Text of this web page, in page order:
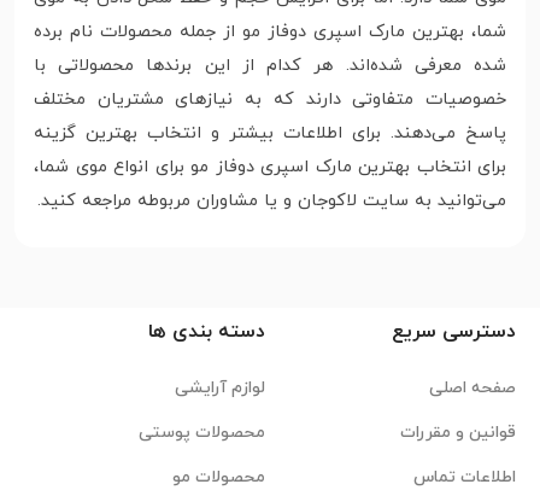
شما، بهترین مارک اسپری دوفاز مو از جمله محصولات نام برده
شده معرفی شده‌اند. هر کدام از این برندها محصولاتی با
خصوصیات متفاوتی دارند که به نیازهای مشتریان مختلف
پاسخ می‌دهند. برای اطلاعات بیشتر و انتخاب بهترین گزینه
برای انتخاب بهترین مارک اسپری دوفاز مو برای انواع موی شما،
می‌توانید به سایت‌ لاکوجان و یا مشاوران مربوطه مراجعه کنید.
دسترسی سریع
صفحه اصلی
قوانین و مقررات
اطلاعات تماس
دسته بندی ها
لوازم آرایشی
محصولات پوستی
محصولات مو